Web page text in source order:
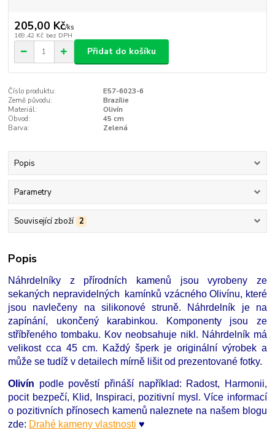
205,00 Kč/ks
169,42 Kč bez DPH
Přidat do košíku
Číslo produktu:
E57-6023-6
Země původu:
Brazílie
Materiál:
Olivín
Obvod:
45 cm
Barva:
Zelená
Popis
Parametry
Související zboží 2
Popis
Náhrdelníky z přírodních kamenů jsou vyrobeny ze
sekaných nepravidelných kamínků vzácného Olivínu, které
jsou navlečeny na silikonové struně. Náhrdelník je na
zapínání, ukončený karabinkou. Komponenty jsou ze
stříbřeného tombaku. Kov neobsahuje nikl. Náhrdelník má
velikost cca 45 cm. Každý šperk je originální výrobek a
může se tudíž v detailech mírně lišit od prezentované fotky.
Olivín podle pověstí přináší například: Radost, Harmonii,
pocit bezpečí, Klid, Inspiraci, pozitivní mysl. Více informací
o pozitivních přínosech kamenů naleznete na našem blogu
zde: Drahé kameny vlastnosti ♥